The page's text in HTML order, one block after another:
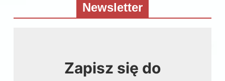
Newsletter
Zapisz się do